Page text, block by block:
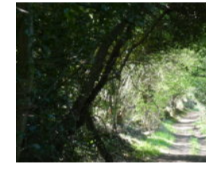
sans-
voix